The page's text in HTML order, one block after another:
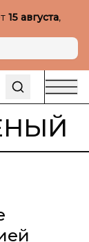
15 августа,